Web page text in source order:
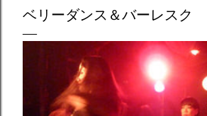
ベリーダンス＆バーレスク